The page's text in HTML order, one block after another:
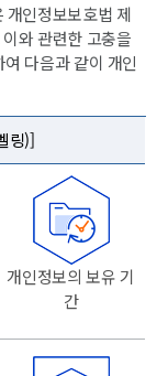
개인정보보호법 제
와 관련한 고충을
다음과 같이 개인
링)]
개인정보의 보유 기
간